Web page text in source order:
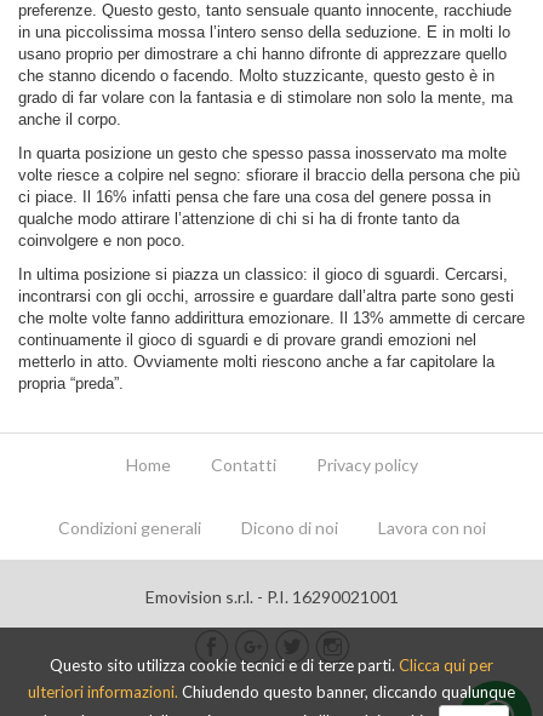
preferenze. Questo gesto, tanto sensuale quanto innocente, racchiude
in una piccolissima mossa l’intero senso della seduzione. E in molti lo
usano proprio per dimostrare a chi hanno difronte di apprezzare quello
che stanno dicendo o facendo. Molto stuzzicante, questo gesto è in
grado di far volare con la fantasia e di stimolare non solo la mente, ma
anche il corpo.
In quarta posizione un gesto che spesso passa inosservato ma molte
volte riesce a colpire nel segno: sfiorare il braccio della persona che più
ci piace. Il 16% infatti pensa che fare una cosa del genere possa in
qualche modo attirare l’attenzione di chi si ha di fronte tanto da
coinvolgere e non poco.
In ultima posizione si piazza un classico: il gioco di sguardi. Cercarsi,
incontrarsi con gli occhi, arrossire e guardare dall’altra parte sono gesti
che molte volte fanno addirittura emozionare. Il 13% ammette di cercare
continuamente il gioco di sguardi e di provare grandi emozioni nel
metterlo in atto. Ovviamente molti riescono anche a far capitolare la
propria “preda”.
Home Contatti Privacy policy
Condizioni generali Dicono di noi Lavora con noi
Emovision s.r.l. - P.I. 16290021001
Questo sito utilizza cookie tecnici e di terze parti. Clicca qui per
ulteriori informazioni. Chiudendo questo banner, cliccando qualunque